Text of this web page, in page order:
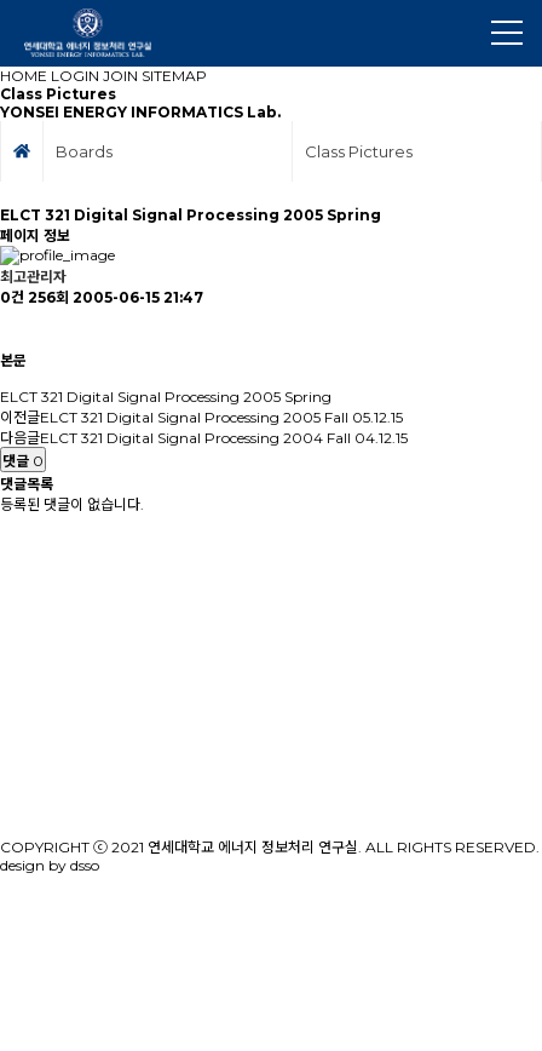
HOME LOGIN JOIN SITEMAP
Class Pictures
YONSEI ENERGY INFORMATICS Lab.
Boards Class Pictures
ELCT 321 Digital Signal Processing 2005 Spring
페이지 정보
최고관리자
0건 256회 2005-06-15 21:47
본문
ELCT 321 Digital Signal Processing 2005 Spring
이전글ELCT 321 Digital Signal Processing 2005 Fall 05.12.15
다음글ELCT 321 Digital Signal Processing 2004 Fall 04.12.15
댓글 0
댓글목록
등록된 댓글이 없습니다.
COPYRIGHT ⓒ 2021 연세대학교 에너지 정보처리 연구실. ALL RIGHTS RESERVED.
design by dsso